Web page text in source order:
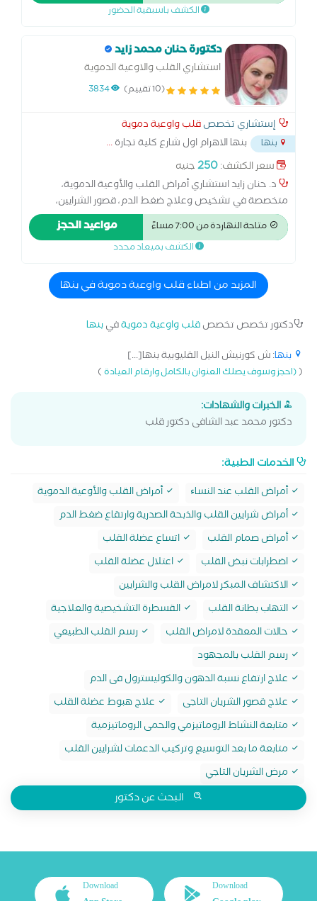
الكشف باسبقية الحضور
دكتورة حنان محمد زايد
استشاري القلب والاوعية الدموية
(10 تقييم) 3834
إستشاري تخصصقلب واوعية دموية
بنها بنها الاهرام اول شارع كلية تجارة...
سعر الكشف:250جنيه
د. حنان زايد استشاري أمراض القلب والأوعية الدموية،
متخصصة في تشخيص وعلاج ضغط الدم، قصور الشرايين،
اضطرابات النبض والدوالي. أقدم رعاية دقيقة بأسلوب إنساني
يطمئن المريض قبل العلاج. 20 سنه خبرة مستمعه ممتازه
متاحة النهاردة من 7:00 مساءً مواعيد الحجز
الكشف بميعاد محدد
المزيد من اطباء قلب واوعية دموية في بنها
دكتور تخصص تخصصقلب واوعية دمويةفيبنها
بنها: ش كورنيش النيل القليوبية بنها[...]
((احجز وسوف يصلك العنوان بالكامل وارقام العيادة)
الخبرات والشهادات:
دكتور محمد عبد الشافى دكتور قلب
الخدمات الطبية:
أمراض القلب عند النساﺀ
أمراض القلب والأوعية الدموية
أمراض شرايين القلب والذبحة الصدرية وارتقاع ضغط الدم
أمراض صمام القلب
اتساع عضلة القلب
اضطرابات نبض القلب
اعتلال عضلة القلب
الاكتشاف المبكر لامراض القلب والشرايين
التهاب بطانة القلب
القسطرة التشخيصية والعلاجية
حالات المعقدة لامراض القلب
رسم القلب الطبيعي
رسم القلب بالمجهود
علاج ارتفاع نسبة الدهون والكوليسترول فى الدم
علاج قصور الشريان التاجى
علاج هبوط عضلة القلب
متابعة النشاط الروماتيزمي والحمى الروماتيزمية
متابعة ما بعد التوسيع وتركيب الدعمات لشرايين القلب
مرض الشريان التاجي
البحث عن دكتور
Download
Download